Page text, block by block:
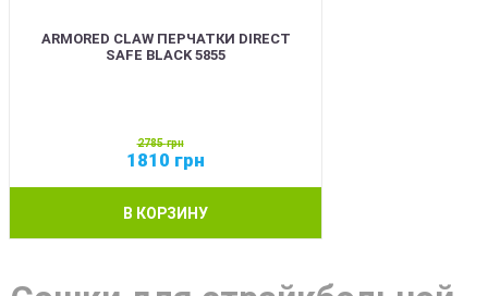
ARMORED CLAW ПЕРЧАТКИ DIRECT
SAFE BLACK 5855
2785грн
1810 грн
В КОРЗИНУ